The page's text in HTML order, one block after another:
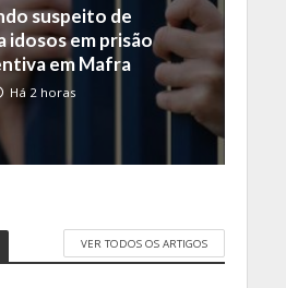
suspeito de
idosos em prisão
em Mafra
Há 2 horas
VER TODOS OS ARTIGOS